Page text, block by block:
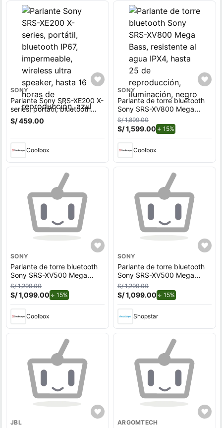
SONY
Parlante Sony SRS-XE200 X-
series, portátil, bluetooth
IP67, impermeable, wireless
ultra speaker, hasta 16 horas
S/ 459.00
Coolbox
SONY
Parlante de torre bluetooth
Sony SRS-XV800 Mega
Bass, resistente al agua
IPX4, hasta 25 de
reproducción, iluminación,
S/ 1,899.00
S/ 1,599.00 15%de descuento.
Coolbox
SONY
Parlante de torre bluetooth
Sony SRS-XV500 Mega
Bass, resistente al agua
IPX4, hasta 25 de
reproducción, iluminación
S/ 1,299.00
S/ 1,099.00 15%
Coolbox
SONY
Parlante de torre bluetooth
Sony SRS-XV500 Mega
Bass, resistente al agua
IPX4, hasta 25 de
reproducción, iluminación
S/ 1,299.00
S/ 1,099.00 15%de descuento.
Shopstar
JBL ARGOMTECH